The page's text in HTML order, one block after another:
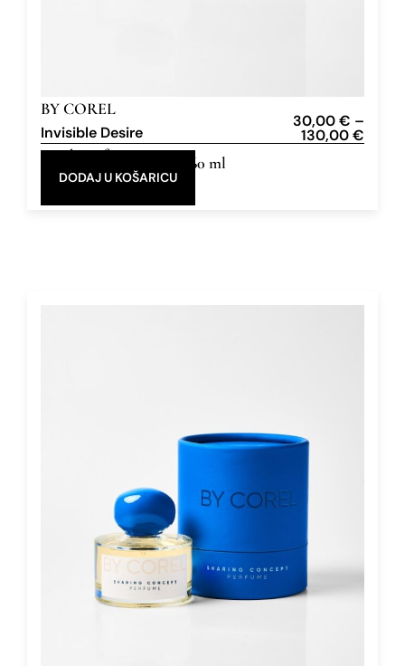
BY COREL
Invisible Desire
30,00€ –
130,00€
Eau de Parfum 10 ml, 60 ml
DODAJ U KOŠARICU